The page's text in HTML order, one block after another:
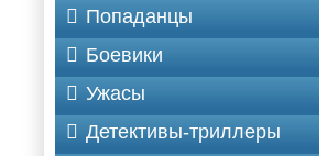
Попаданцы
Боевики
Ужасы
Детективы-триллеры